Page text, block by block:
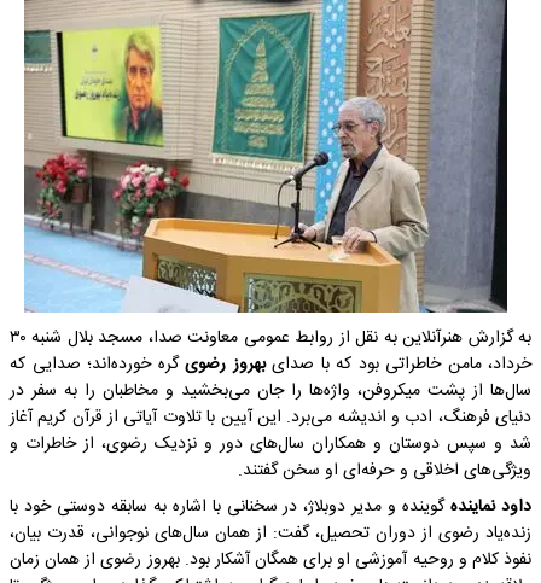
به گزارش هنرآنلاین به نقل از روابط عمومی معاونت صدا، مسجد بلال شنبه ۳۰
خرداد، مامن خاطراتی بود که با صدایبهروز رضویگره خورده‌اند؛ صدایی که
سال‌ها از پشت میکروفن، واژه‌ها را جان می‌بخشید و مخاطبان را به سفر در
دنیای فرهنگ، ادب و اندیشه می‌برد. این آیین با تلاوت آیاتی از قرآن کریم آغاز
شد و سپس دوستان و همکاران سال‌های دور و نزدیک رضوی، از خاطرات و
ویژگی‌های اخلاقی و حرفه‌ای او سخن گفتند.
داود نمایندهگوینده و مدیر دوبلاژ، در سخنانی با اشاره به سابقه دوستی خود با
زنده‌یاد رضوی از دوران تحصیل، گفت: از همان سال‌های نوجوانی، قدرت بیان،
نفوذ کلام و روحیه آموزشی او برای همگان آشکار بود. بهروز رضوی از همان زمان